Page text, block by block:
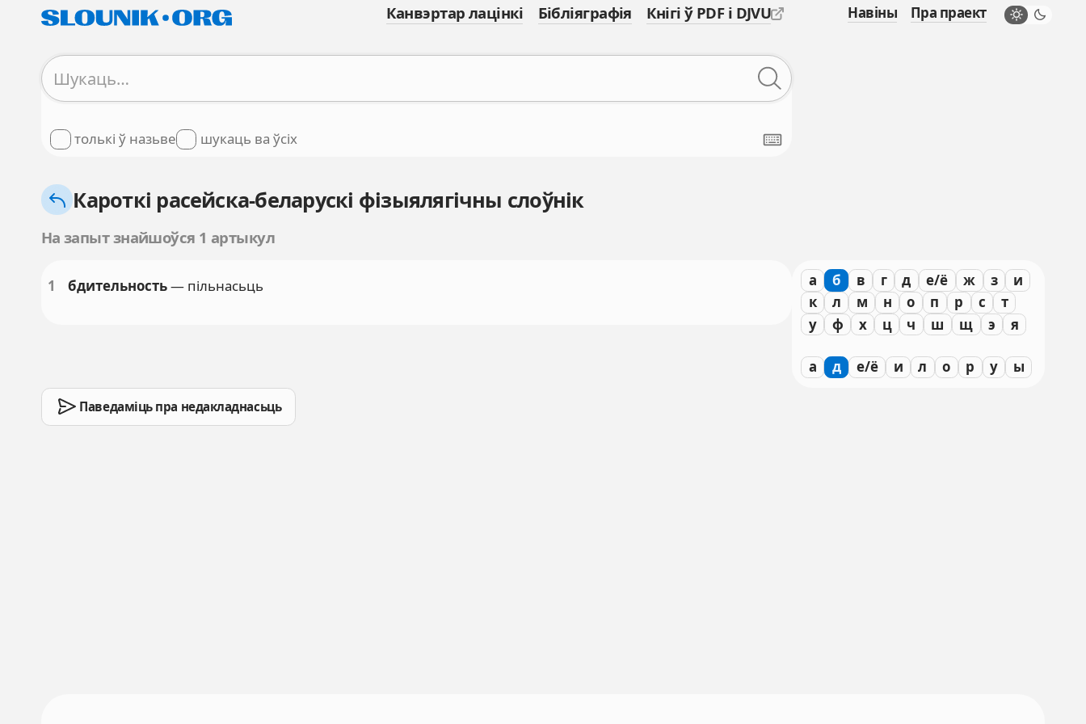
Канвэртар лацінкі Бібліяграфія Кнігі ў PDF і DJVU Навіны Пра праект
толькі ў назьве шукаць ва ўсіх
Кароткі расейска-беларускі фізыялягічны слоўнік
На запыт знайшоўся 1 артыкул
а б в г д е/ё ж з
и
к
л м н о п р с
т
у
ф х ц ч ш щ э я
а д е/ё и л о р у ы
1 бдительность— пільнасьць
Паведаміць пра недакладнасьць